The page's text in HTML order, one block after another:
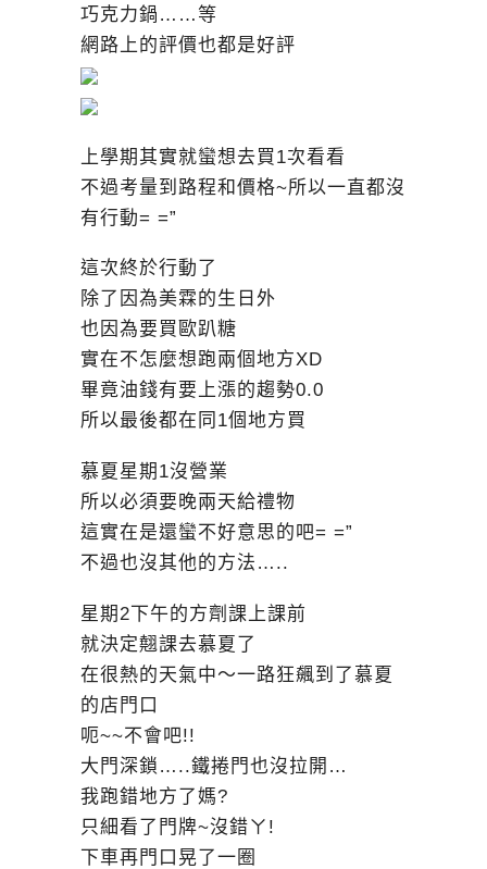
巧克力鍋……等
網路上的評價也都是好評
上學期其實就蠻想去買1次看看
不過考量到路程和價格~所以一直都沒
有行動= =”
這次終於行動了
除了因為美霖的生日外
也因為要買歐趴糖
實在不怎麼想跑兩個地方XD
畢竟油錢有要上漲的趨勢0.0
所以最後都在同1個地方買
慕夏星期1沒營業
所以必須要晚兩天給禮物
這實在是還蠻不好意思的吧= =”
不過也沒其他的方法…..
星期2下午的方劑課上課前
就決定翹課去慕夏了
在很熱的天氣中～一路狂飆到了慕夏
的店門口
呃~~不會吧!!
大門深鎖…..鐵捲門也沒拉開…
我跑錯地方了媽?
只細看了門牌~沒錯ㄚ!
下車再門口晃了一圈